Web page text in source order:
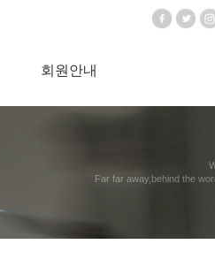
회원안내
Far far away,behind the